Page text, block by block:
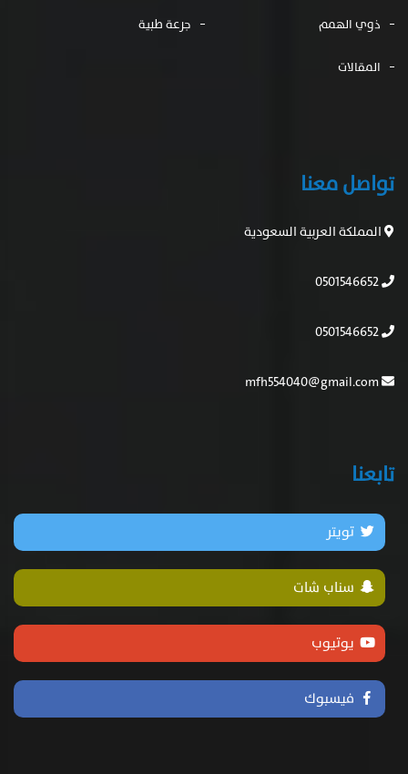
ذوي الهمم جرعة طبية
المقالات
تواصل معنا
المملكة العربية السعودية
تابعنا
تويتر
سناب شات
يوتيوب
فيسبوك